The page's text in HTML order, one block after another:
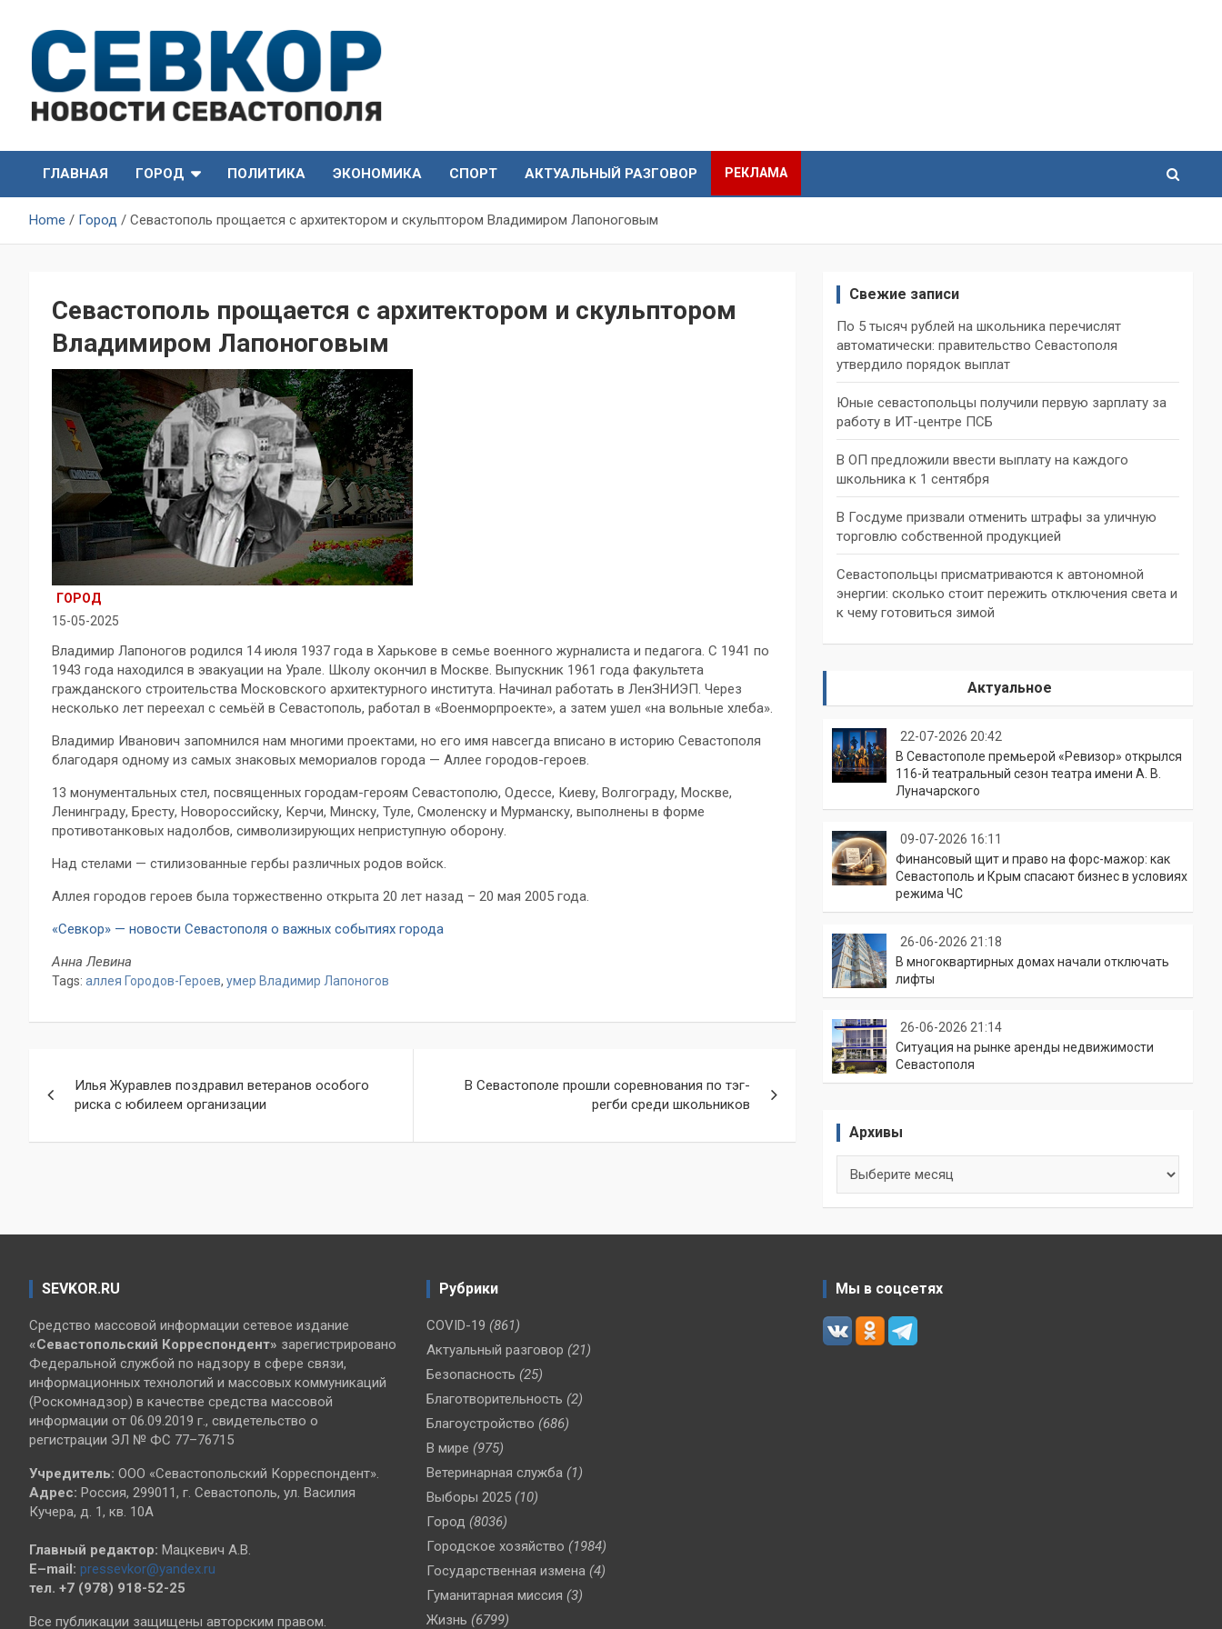
content
СевКор — Новости
Севастополя
Севастополя
ГЛАВНАЯ
ГОРОД ПОЛИТИКА ЭКОНОМИКА СПОРТ АКТУАЛЬНЫЙ РАЗГОВОР РЕКЛАМА
Home Город Севастополь прощается с архитектором и скульптором Владимиром Лапоноговым
Севастополь прощается с архитектором и скульптором
Владимиром Лапоноговым
ГОРОД
15-05-2025
Владимир Лапоногов родился 14 июля 1937 года в Харькове в семье военного журналиста и педагога. С 1941 по
1943 года находился в эвакуации на Урале. Школу окончил в Москве. Выпускник 1961 года факультета
гражданского строительства Московского архитектурного института. Начинал работать в ЛенЗНИЭП. Через
несколько лет переехал с семьёй в Севастополь, работал в «Военморпроекте», а затем ушел «на вольные хлеба».
Владимир Иванович запомнился нам многими проектами, но его имя навсегда вписано в историю Севастополя
благодаря одному из самых знаковых мемориалов города — Аллее городов-героев.
13 монументальных стел, посвященных городам-героям Севастополю, Одессе, Киеву, Волгограду, Москве,
Ленинграду, Бресту, Новороссийску, Керчи, Минску, Туле, Смоленску и Мурманску, выполнены в форме
противотанковых надолбов, символизирующих неприступную оборону.
Над стелами — стилизованные гербы различных родов войск.
Аллея городов героев была торжественно открыта 20 лет назад – 20 мая 2005 года.
«Севкор» — новости Севастополя о важных событиях города
Анна Левина
Tags: аллея Городов-Героев, умер Владимир Лапоногов
по
записям
Илья Журавлев поздравил ветеранов особого
риска с юбилеем организации
В Севастополе прошли соревнования по тэг-
регби среди школьников
Свежие записи
По 5 тысяч рублей на школьника перечислят
автоматически: правительство Севастополя
утвердило порядок выплат
Юные севастопольцы получили первую зарплату за
работу в ИТ-центре ПСБ
В ОП предложили ввести выплату на каждого
школьника к 1 сентября
В Госдуме призвали отменить штрафы за уличную
торговлю собственной продукцией
Севастопольцы присматриваются к автономной
энергии: сколько стоит пережить отключения света и
к чему готовиться зимой
Актуальное
22-07-2026 20:42
В Севастополе премьерой «Ревизор» открылся
116-й театральный сезон театра имени А. В.
Луначарского
09-07-2026 16:11
Финансовый щит и право на форс-мажор: как
Севастополь и Крым спасают бизнес в условиях
режима ЧС
26-06-2026 21:18
В многоквартирных домах начали отключать
лифты
26-06-2026 21:14
Ситуация на рынке аренды недвижимости
Севастополя
Архивы
SEVKOR.RU
Средство массовой информации сетевое издание
«Севастопольский Корреспондент» зарегистрировано
Федеральной службой по надзору в сфере связи,
информационных технологий и массовых коммуникаций
(Роскомнадзор) в качестве средства массовой
информации от 06.09.2019 г., свидетельство о
регистрации ЭЛ № ФС 77–76715
Учредитель: ООО «Севастопольский Корреспондент».
Адрес: Россия, 299011, г. Севастополь, ул. Василия
Кучера, д. 1, кв. 10А
Главный редактор: Мацкевич А.В.
E–mail: pressevkor@yandex.ru
тел. +7 (978) 918-52-25
Все публикации защищены авторским правом.
Рубрики
COVID-19 (861)
Актуальный разговор (21)
Безопасность (25)
Благотворительность (2)
Благоустройство (686)
В мире (975)
Ветеринарная служба (1)
Выборы 2025 (10)
Город (8036)
Городское хозяйство (1984)
Государственная измена (4)
Гуманитарная миссия (3)
Жизнь (6799)
Мы в соцсетях